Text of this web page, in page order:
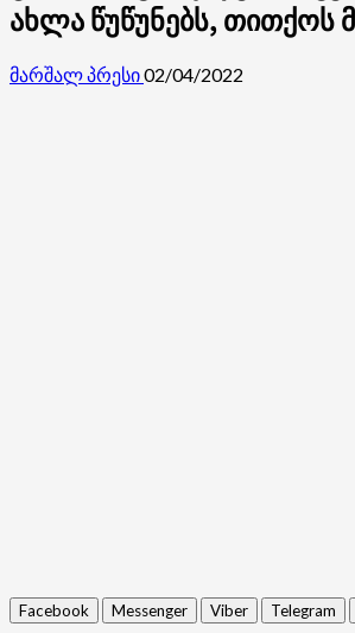
ახლა წუწუნებს, თითქოს
მარშალ პრესი02/04/2022
Facebook Messenger Viber Telegram